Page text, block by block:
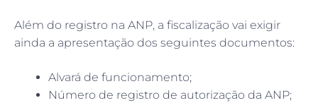
Além do registro na ANP, a fiscalização vai exigir
ainda a apresentação dos seguintes documentos:
Alvará de funcionamento;
Número de registro de autorização da ANP;